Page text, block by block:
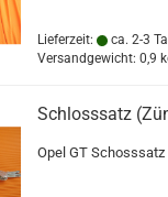
Lieferzeit: ca. 2-3
Versandgewicht: 0,9
Schlosssatz
Opel GT Schosssatz